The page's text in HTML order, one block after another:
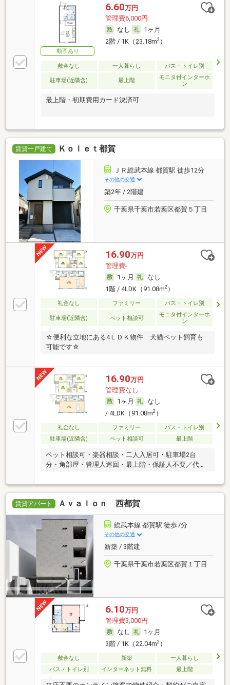
動画あり
6.60万円
管理費6,000円
なし
1ヶ月
2階 / 1K（23.18m2）
敷金なし 一人暮らし バス・トイレ別
駐車場(近隣含) 最上階
モニタ付インターホ
ン
最上階・初期費用カード決済可
賃貸一戸建て Ｋｏｌｅｔ都賀
ＪＲ総武本線 都賀駅 徒歩12分
その他の交通
築2年 / 2階建
千葉県千葉市若葉区都賀５丁目
16.90万円
管理費-
1ヶ月
なし
1階 / 4LDK（91.08m2）
礼金なし ファミリー バス・トイレ別
駐車場(近隣含) ペット相談可
モニタ付インターホ
ン
☆便利な立地にある4ＬＤＫ物件 犬猫ペット飼育も
可能です☆
16.90万円
管理費なし
1ヶ月
なし
/ 4LDK（91.08m2）
礼金なし ファミリー
バス・トイレ別
駐車場(近隣含)
ペット相談可 最上階
ペット相談可・楽器相談・二人入居可・駐車場2台
分・角部屋・管理人巡回・最上階・保証人不要／代行
賃貸アパート Ａｖａｌｏｎ 西都賀
総武本線 都賀駅 徒歩7分
その他の交通
新築 / 3階建
千葉県千葉市若葉区都賀１丁目
6.10万円
管理費3,000円
なし
1ヶ月
3階 / 1K（22.04m2）
敷金なし 新築
一人暮らし
バス・トイレ別
インターネット無料 最上階